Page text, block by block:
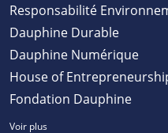
Responsabilité
Dauphine Durable
Dauphine Numérique
House of
Fondation Dauphine
Voir plus